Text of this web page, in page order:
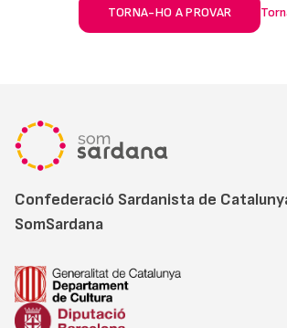
TORNA-HO A PROVAR
Confederació Sardanista de
SomSardana